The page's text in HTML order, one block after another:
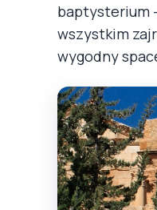
baptysterium
wszystkim
wygodny